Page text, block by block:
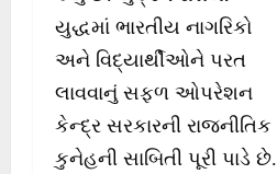
યુદ્ધમાં ભારતીય નાગરિકો
અને વિદ્યાર્થીઓને પરત
લાવવાનું સફળ ઓપરેશન
કેન્દ્ર સરકારની રાજનીતિક
કુનેહની સાબિતી પૂરી પાડે છે.